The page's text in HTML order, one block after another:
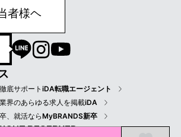
者様ヘ
底サポートiDA転職エージェント
界のあらゆる求人を掲載iDA
、就活ならMyBRANDS新卒
RESERVED.